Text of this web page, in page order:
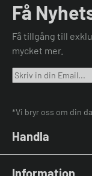
Få
Få tillgång till
mycket mer.
*Vi bryr oss om din
Handla